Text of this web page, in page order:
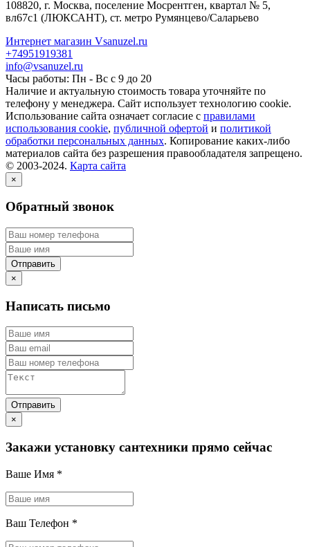
108820, г. Москва, поселение Мосрентген, квартал № 5,
вл67с1 (ЛЮКСАНТ), ст. метро Румянцево/Саларьево
Интернет магазин Vsanuzel.ru
+74951919381
info@vsanuzel.ru
Часы работы: Пн - Вс с 9 до 20
Наличие и актуальную стоимость товара уточняйте по
телефону у менеджера. Сайт использует технологию cookie.
Использование сайта означает согласие с правилами
использования cookie, публичной офертой и политикой
обработки персональных данных. Копирование каких-либо
материалов сайта без разрешения правообладателя запрещено.
© 2003-2024. Карта сайта
×
Обратный звонок
×
Написать письмо
×
Закажи установку сантехники прямо сейчас
Ваше Имя *
Ваш Телефон *